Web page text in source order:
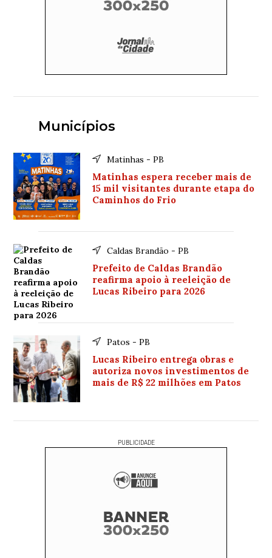
Municípios
Matinhas - PB
Matinhas espera receber mais de
15 mil visitantes durante etapa do
Caminhos do Frio
Caldas Brandão - PB
Prefeito de Caldas Brandão
reafirma apoio à reeleição de
Lucas Ribeiro para 2026
Patos - PB
Lucas Ribeiro entrega obras e
autoriza novos investimentos de
mais de R$ 22 milhões em Patos
PUBLICIDADE